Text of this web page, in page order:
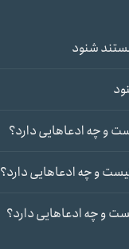
شنود
و چه ادعاهایی دارد؟
و چه ادعاهایی دارد؟
و چه ادعاهایی دارد؟